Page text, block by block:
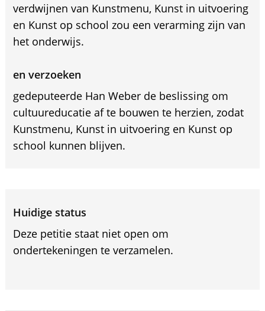
verdwijnen van Kunstmenu, Kunst in uitvoering
en Kunst op school zou een verarming zijn van
het onderwijs.
en verzoeken
gedeputeerde Han Weber de beslissing om
cultuureducatie af te bouwen te herzien, zodat
Kunstmenu, Kunst in uitvoering en Kunst op
school kunnen blijven.
Huidige status
Deze petitie staat niet open om
ondertekeningen te verzamelen.